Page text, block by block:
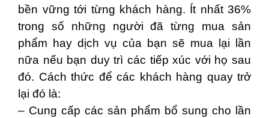
bền vững tới từng khách hàng. Ít nhất 36%
trong số những người đã từng mua sản
phẩm hay dịch vụ của bạn sẽ mua lại lần
nữa nếu bạn duy trì các tiếp xúc với họ sau
đó. Cách thức để các khách hàng quay trở
lại đó là:
– Cung cấp các sản phẩm bổ sung cho lần